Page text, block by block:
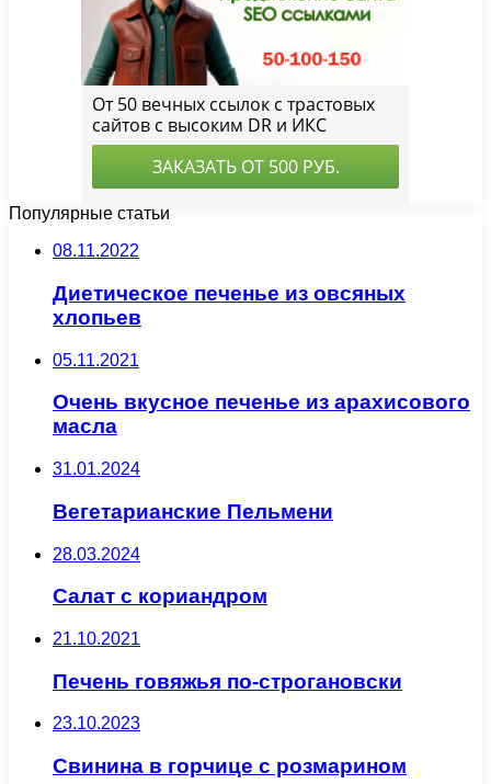
Популярные статьи
08.11.2022
Диетическое печенье из овсяных
хлопьев
05.11.2021
Очень вкусное печенье из арахисового
масла
31.01.2024
Вегетарианские Пельмени
28.03.2024
Салат с кориандром
21.10.2021
Печень говяжья по-строгановски
23.10.2023
Свинина в горчице с розмарином